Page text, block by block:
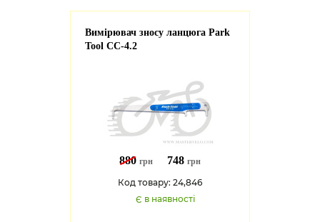
Вимірювач зносу ланцюга Park
Tool CC-4.2
880 грн 748 грн
Код товару: 24,846
Є в наявності